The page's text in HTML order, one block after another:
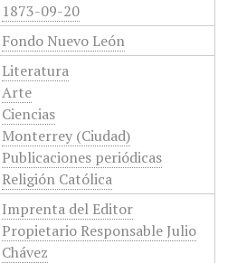
1873-09-20
Fondo Nuevo León
Literatura
Arte
Ciencias
Monterrey (Ciudad)
Publicaciones periódicas
Religión Católica
Imprenta del Editor
Propietario Responsable Julio
Chávez